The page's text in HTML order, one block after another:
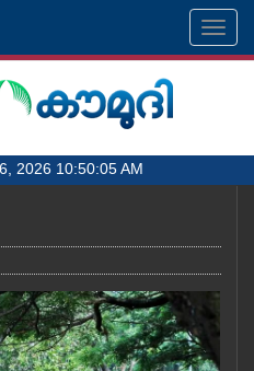
2026 10:50:05 AM